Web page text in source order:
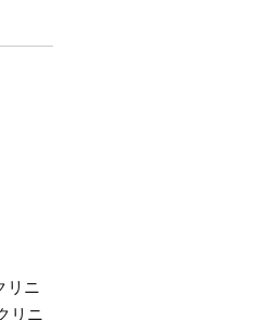
リニ
リニ